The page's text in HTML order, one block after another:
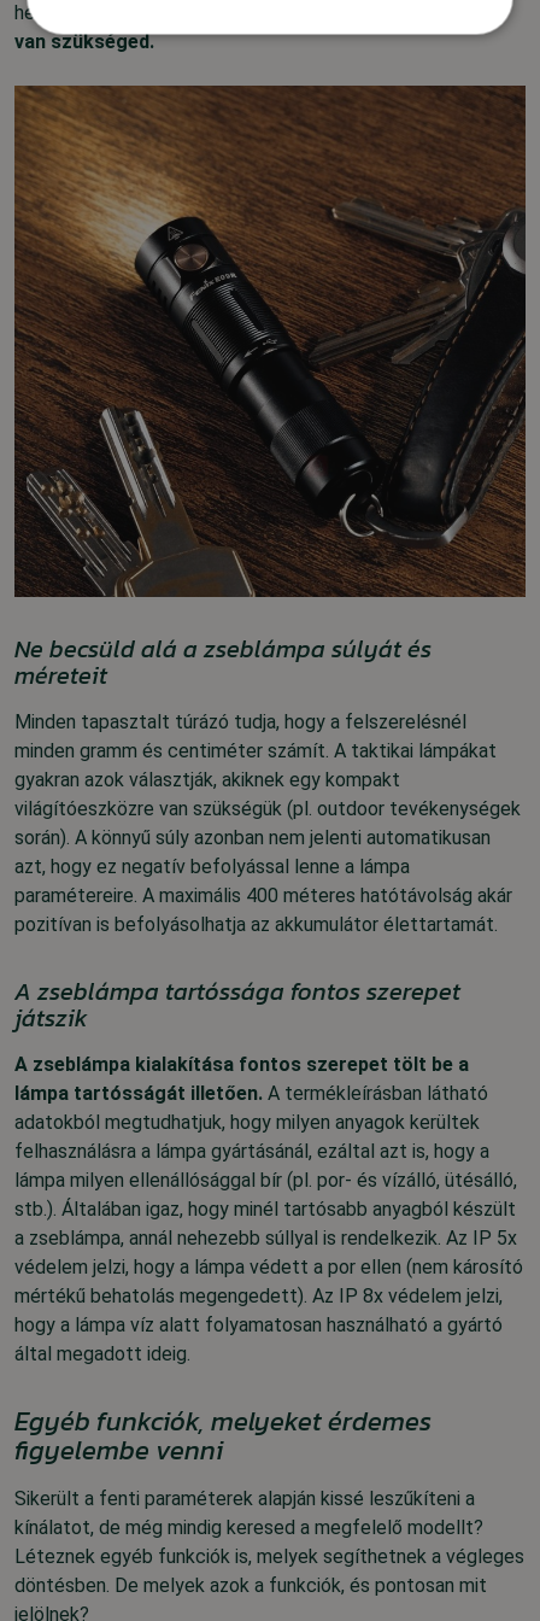
helyzetekben
hosszabb élettartamú lámpára
van szükséged.
Ne becsüld alá a zseblámpa súlyát és
méreteit
Minden tapasztalt túrázó tudja, hogy a felszerelésnél
minden gramm és centiméter számít. A taktikai lámpákat
gyakran azok választják, akiknek egy kompakt
világítóeszközre van szükségük (pl. outdoor tevékenységek
során). A könnyű súly azonban nem jelenti automatikusan
azt, hogy ez negatív befolyással lenne a lámpa
paramétereire. A maximális 400 méteres hatótávolság akár
pozitívan is befolyásolhatja az akkumulátor élettartamát.
A zseblámpa tartóssága fontos szerepet
játszik
A zseblámpa kialakítása fontos szerepet tölt be a
lámpa tartósságát illetően. A termékleírásban látható
adatokból megtudhatjuk, hogy milyen anyagok kerültek
felhasználásra a lámpa gyártásánál, ezáltal azt is, hogy a
lámpa milyen ellenállósággal bír (pl. por- és vízálló, ütésálló,
stb.). Általában igaz, hogy minél tartósabb anyagból készült
a zseblámpa, annál nehezebb súllyal is rendelkezik. Az IP 5x
védelem jelzi, hogy a lámpa védett a por ellen (nem károsító
mértékű behatolás megengedett). Az IP 8x védelem jelzi,
hogy a lámpa víz alatt folyamatosan használható a gyártó
által megadott ideig.
Egyéb funkciók, melyeket érdemes
figyelembe venni
Sikerült a fenti paraméterek alapján kissé leszűkíteni a
kínálatot, de még mindig keresed a megfelelő modellt?
Léteznek egyéb funkciók is, melyek segíthetnek a végleges
döntésben. De melyek azok a funkciók, és pontosan mit
jelölnek?